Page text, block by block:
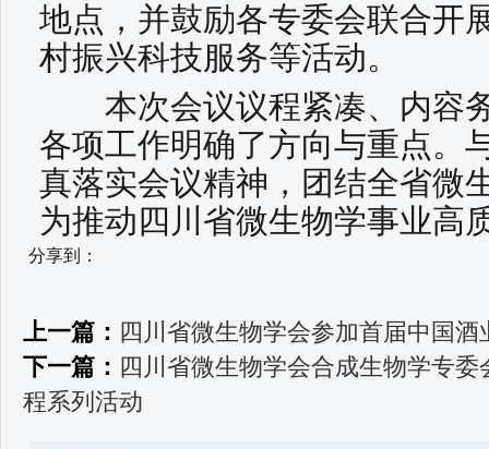
地点，并鼓励各专委会联合开
村振兴科技服务等活动。
本次会议议程紧凑、内容
各项工作明确了方向与重点。
真落实会议精神，团结全省微
为推动四川省微生物学事业高
分享到：
上一篇： 四川省微生物学会参加首届中国
下一篇： 四川省微生物学会合成生物学专
程系列活动